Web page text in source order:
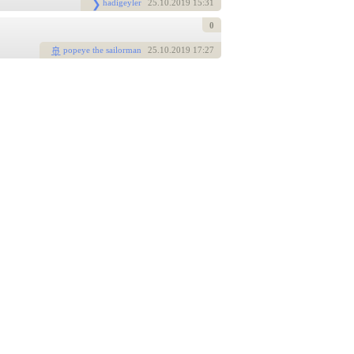
hadigeyler 25 .10.2019 15:31
popeye the sailorman 25 .10.2019 17:27
0